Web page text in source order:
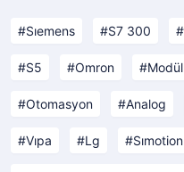
Sıemens S7 300
S5 Omron Modül
Otomasyon Analog
Vıpa Lg Sımotion